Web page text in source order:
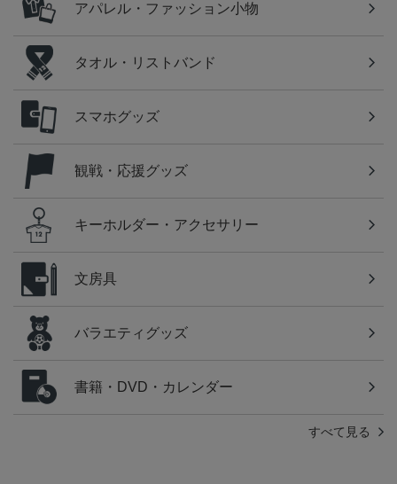
アパレル・ファッション小物
タオル・リストバンド
スマホグッズ
観戦・応援グッズ
キーホルダー・アクセサリー
文房具
バラエティグッズ
書籍・DVD・カレンダー
すべて見る